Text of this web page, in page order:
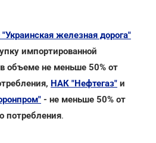
железная дорога"
импортированной
объеме не меньше 50% от
НАК "Нефтегаз" и
- не меньше 50% от
потребления.